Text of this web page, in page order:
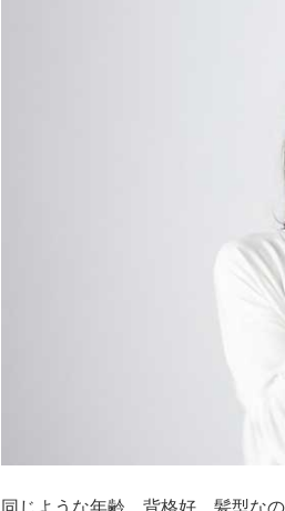
同じような年齢、背格好、髪型な